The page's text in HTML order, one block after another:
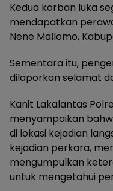
Kedua korban luka
mendapatkan
Nene Mallomo,
Sementara itu,
dilaporkan selamat
Kanit Lakalantas
menyampaikan
di lokasi kejadian
kejadian perkara,
mengumpulkan
untuk mengetahui